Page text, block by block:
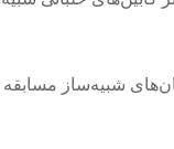
شبیه‌ساز